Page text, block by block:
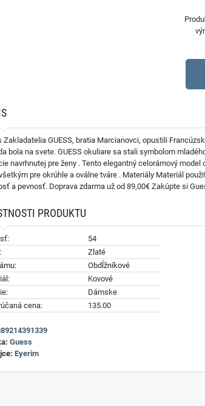
Zakladatelia GUESS, bratia Marcianovci, opustili
bola na svete. GUESS okuliare sa stali symbolom
navrhnutej pre ženy . Tento elegantný celorámový
pre okrúhle a oválne tváre . Materiály Materiál
a pevnosť. Doprava zdarma už od 89,00€ Zakúpte si
PRODUKTU
54
Zlaté
Obdĺžníkové
Kovové
Dámske
cena:
135.00
Guess
Eyerim